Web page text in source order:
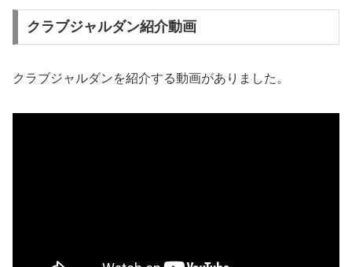
クラブジャルダン紹介動画
クラブジャルダンを紹介する動画がありました。